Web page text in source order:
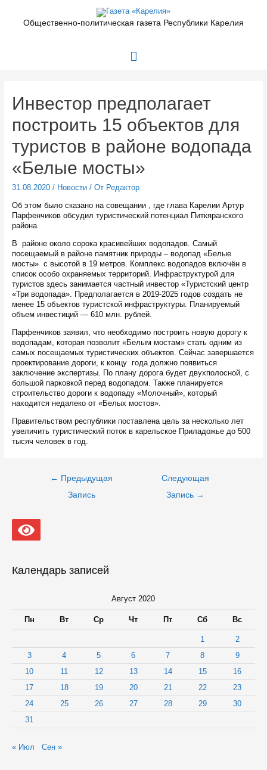
содержимомуОбщественно-политическая газета Республики Карелия
Главное
Инвестор предполагает
построить 15 объектов для
туристов в районе водопада
«Белые мосты»
31.08.2020/ Новости/ От Редактор
Об этом было сказано на совещании , где глава Карелии Артур
Парфенчиков обсудил туристический потенциал Питкяранского
района.
В районе около сорока красивейших водопадов. Самый
посещаемый в районе памятник природы – водопад «Белые
мосты» с высотой в 19 метров. Комплекс водопадов включён в
список особо охраняемых территорий. Инфраструктурой для
туристов здесь занимается частный инвестор «Туристский центр
«Три водопада». Предполагается в 2019-2025 годов создать не
менее 15 объектов туристской инфраструктуры. Планируемый
объем инвестиций — 610 млн. рублей.
Парфенчиков заявил, что необходимо построить новую дорогу к
водопадам, которая позволит «Белым мостам» стать одним из
самых посещаемых туристических объектов. Сейчас завершается
проектирование дороги, к концу года должно появиться
заключение экспертизы. По плану дорога будет двухполосной, с
большой парковкой перед водопадом. Также планируется
строительство дороги к водопаду «Молочный», который
находится недалеко от «Белых мостов».
Правительством республики поставлена цель за несколько лет
увеличить туристический поток в карельское Приладожье до 500
тысяч человек в год.
Навигация
← Предыдущая
Запись
Следующая
Запись →
Календарь записей
Август 2020
Пн Вт Ср Чт Пт Сб Вс
1
2
3
4 5 6 7 8
9
10
11 12 13 14 15
16
17
18 19 20 21 22
23
24
25 26 27 28 29
30
31
« Июл Сен »